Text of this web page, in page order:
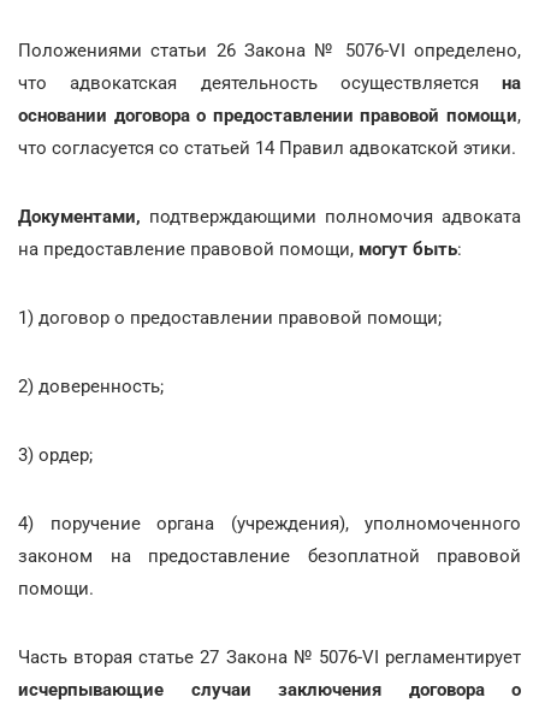
Положениями статьи 26 Закона № 5076-VI определено,
что адвокатская деятельность осуществляется на
основании договора о предоставлении правовой помощи,
что согласуется со статьей 14 Правил адвокатской этики.
Документами, подтверждающими полномочия адвоката
на предоставление правовой помощи, могут быть:
1) договор о предоставлении правовой помощи;
2) доверенность;
3) ордер;
4) поручение органа (учреждения), уполномоченного
законом на предоставление безоплатной правовой
помощи.
Часть вторая статье 27 Закона № 5076-VI регламентирует
исчерпывающие случаи заключения договора о